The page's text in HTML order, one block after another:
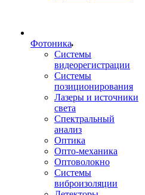
Фотоника
Cистемы
видеорегистрации
Системы
позиционирования
Лазеры и источники
света
Спектральный
анализ
Оптика
Опто-механика
Оптоволокно
Системы
виброизоляции